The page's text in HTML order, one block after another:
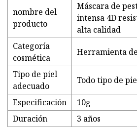
nombre del
producto
Máscara de
intensa 4D
alta calidad
Categoría
cosmética
Herramienta
Tipo de piel
adecuado
Todo tipo de
Especificación
10g
Duración
3 años